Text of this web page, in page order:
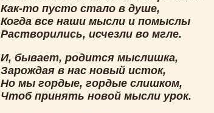
Как-то пусто стало в душе,
Когда все наши мысли и помыслы
Растворились, исчезли во мгле.
И, бывает, родится мыслишка,
Зарождая в нас новый исток,
Но мы гордые, гордые слишком,
Чтоб принять новой мысли урок.